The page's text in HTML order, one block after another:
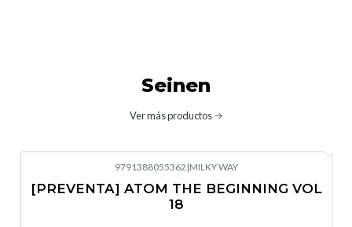
Seinen
Ver más productos
9791388055362 |MILKY WAY
[PREVENTA] ATOM THE BEGINNING VOL
18